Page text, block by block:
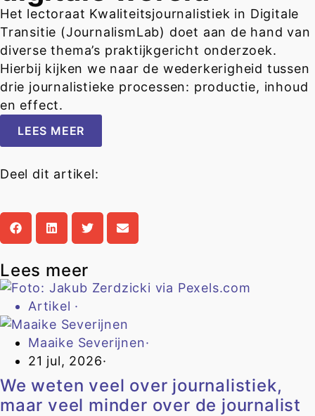
Het lectoraat Kwaliteitsjournalistiek in Digitale
Transitie (JournalismLab) doet aan de hand van
diverse thema’s praktijkgericht onderzoek.
Hierbij kijken we naar de wederkerigheid tussen
drie journalistieke processen: productie, inhoud
en effect.
LEES MEER
Deel dit artikel:
Lees meer
Artikel ·
Maaike Severijnen·
21 jul, 2026·
We weten veel over journalistiek,
maar veel minder over de journalist